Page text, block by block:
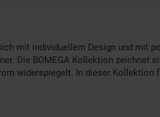
mit individuellem Design und mit
Die BOMEGA Kollektion zeichnet
widerspiegelt. In dieser Kollektion